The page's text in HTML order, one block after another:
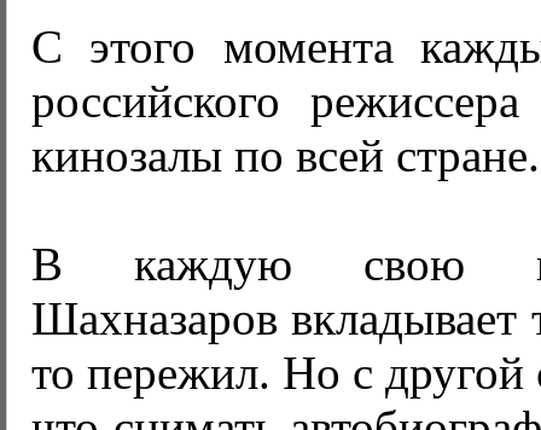
С этого момента
российского
кинозалы по всей стране.
В каждую свою
Шахназаров вкладывает
то пережил. Но с другой